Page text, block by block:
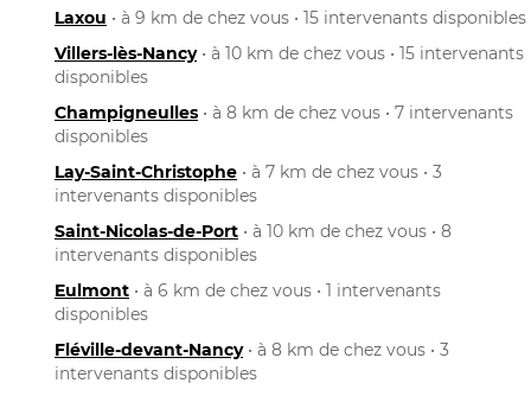
Laxou • à 9 km de chez vous • 15 intervenants disponibles
Villers-lès-Nancy• à 10 km de chez vous • 15 intervenants
disponibles
Champigneulles • à 8 km de chez vous • 7 intervenants
disponibles
Lay-Saint-Christophe • à 7 km de chez vous • 3
intervenants disponibles
Saint-Nicolas-de-Port • à 10 km de chez vous • 8
intervenants disponibles
Eulmont • à 6 km de chez vous • 1 intervenants
disponibles
Fléville-devant-Nancy• à 8 km de chez vous • 3
intervenants disponibles